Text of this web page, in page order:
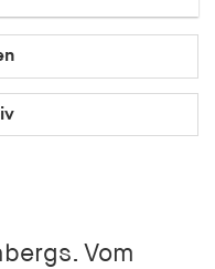
Vom
des Benutzers